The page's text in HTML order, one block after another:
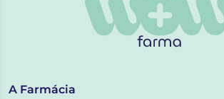
A Farmácia